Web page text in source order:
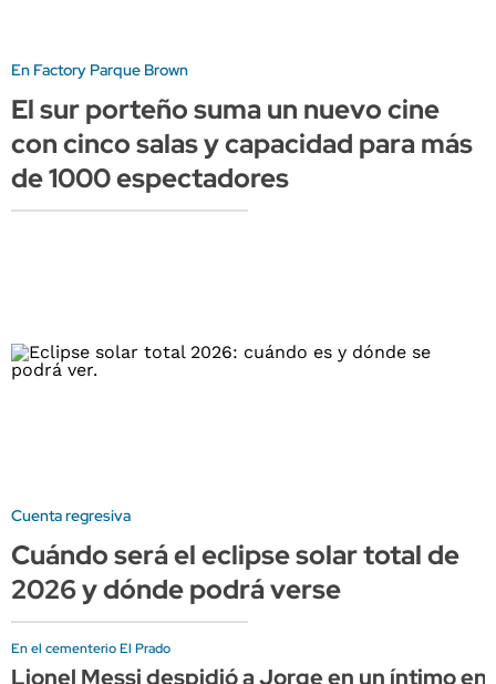
En Factory Parque Brown
El sur porteño suma un nuevo cine
con cinco salas y capacidad para más
de 1000 espectadores
Cuenta regresiva
Cuándo será el eclipse solar total de
2026 y dónde podrá verse
En el cementerio El Prado
Lionel Messi despidió a Jorge en un íntimo